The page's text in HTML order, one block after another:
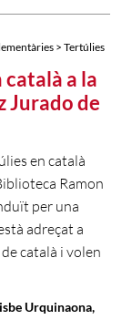
> Tertúlies
a la
Jurado de
en català
Ramon
per una
adreçat a
català i volen
Urquinaona,